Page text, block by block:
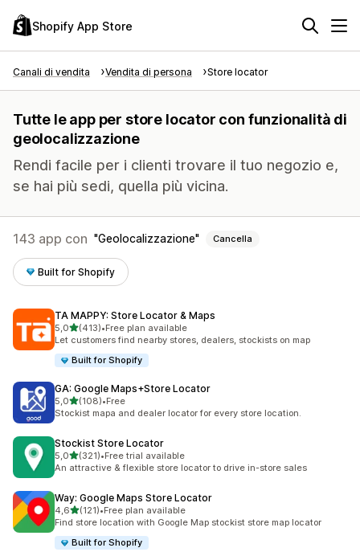
Shopify App Store
Canali di vendita Vendita di persona Store locator
Tutte le app per store locator con funzionalità di
geolocalizzazione
Rendi facile per i clienti trovare il tuo negozio e,
se hai più sedi, quella più vicina.
143 app con Geolocalizzazione Cancella
Built for Shopify
TA MAPPY: Store Locator & Maps
5,0stelle su 5
(413)
413 recensioni totali
•Free plan available
Let customers find nearby stores, dealers, stockists on map
Built for Shopify
GA: Google Maps+Store Locator
5,0stelle su 5
(108)
108 recensioni totali
•Free
Stockist mapa and dealer locator for every store location.
Stockist Store Locator
5,0stelle su 5
(321)
321 recensioni totali
•Free trial available
An attractive & flexible store locator to drive in-store sales
Way: Google Maps Store Locator
4,6stelle su 5
(121)
121 recensioni totali
•Free plan available
Find store location with Google Map stockist store map locator
Built for Shopify